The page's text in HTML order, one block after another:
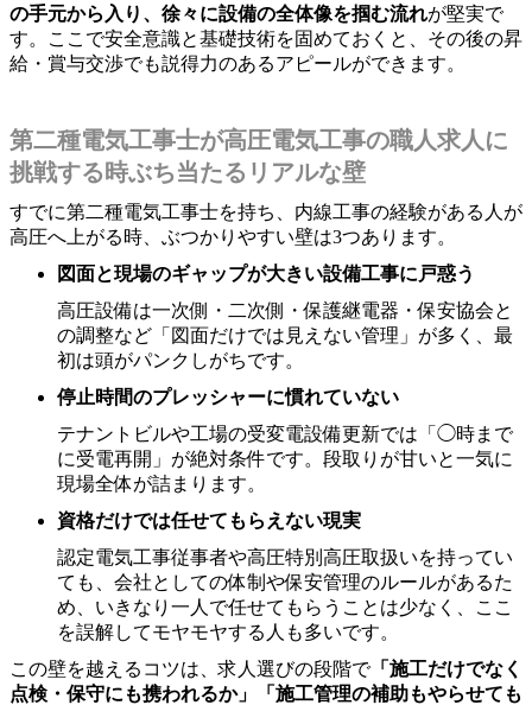
の手元から入り、徐々に設備の全体像を掴む流れが堅実で
す。ここで安全意識と基礎技術を固めておくと、その後の昇
給・賞与交渉でも説得力のあるアピールができます。
第二種電気工事士が高圧電気工事の職人求人に
挑戦する時ぶち当たるリアルな壁
すでに第二種電気工事士を持ち、内線工事の経験がある人が
高圧へ上がる時、ぶつかりやすい壁は3つあります。
図面と現場のギャップが大きい設備工事に戸惑う
高圧設備は一次側・二次側・保護継電器・保安協会と
の調整など「図面だけでは見えない管理」が多く、最
初は頭がパンクしがちです。
停止時間のプレッシャーに慣れていない
テナントビルや工場の受変電設備更新では「◯時まで
に受電再開」が絶対条件です。段取りが甘いと一気に
現場全体が詰まります。
資格だけでは任せてもらえない現実
認定電気工事従事者や高圧特別高圧取扱いを持ってい
ても、会社としての体制や保安管理のルールがあるた
め、いきなり一人で任せてもらうことは少なく、ここ
を誤解してモヤモヤする人も多いです。
この壁を越えるコツは、求人選びの段階で「施工だけでなく
点検・保守にも携われるか」「施工管理の補助もやらせても